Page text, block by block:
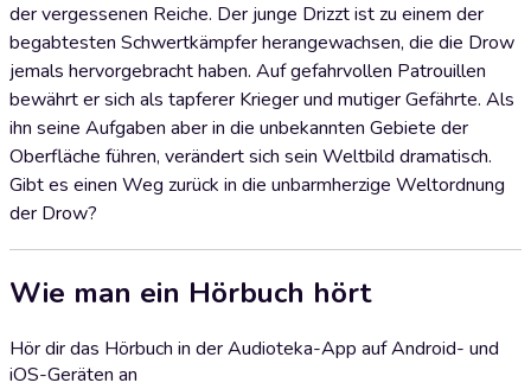
der vergessenen Reiche. Der junge Drizzt ist zu einem der
begabtesten Schwertkämpfer herangewachsen, die die Drow
jemals hervorgebracht haben. Auf gefahrvollen Patrouillen
bewährt er sich als tapferer Krieger und mutiger Gefährte. Als
ihn seine Aufgaben aber in die unbekannten Gebiete der
Oberfläche führen, verändert sich sein Weltbild dramatisch.
Gibt es einen Weg zurück in die unbarmherzige Weltordnung
der Drow?
Wie man ein Hörbuch hört
Hör dir das Hörbuch in der Audioteka-App auf Android- und
iOS-Geräten an